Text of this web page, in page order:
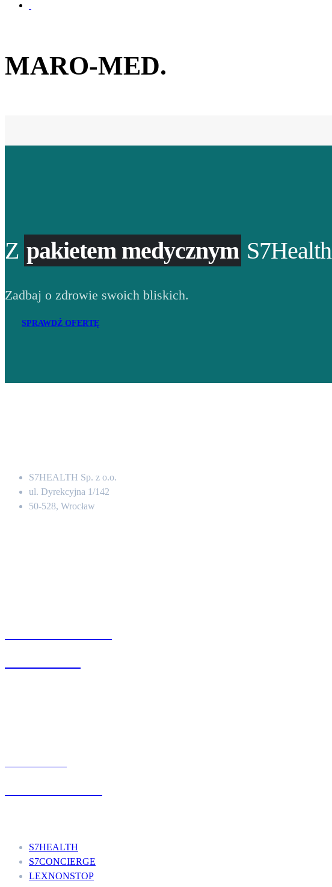
MARO-MED.
Z pakietem medycznym S7Health
Zadbaj o zdrowie swoich bliskich.
SPRAWDŹ OFERTĘ
S7HEALTH Sp. z o.o.
ul. Dyrekcyjna 1/142
50-528, Wrocław
S7HEALTH
S7CONCIERGE
LEXNONSTOP